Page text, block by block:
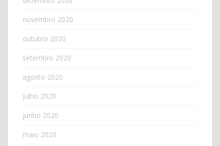
novembro 2020
outubro 2020
setembro 2020
agosto 2020
julho 2020
junho 2020
maio 2020